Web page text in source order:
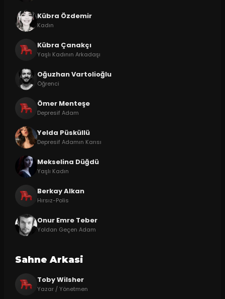
Kübra Özdemir
Kadın
Kübra Çanakçı
Yaşlı Kadının Arkadaşı
Oğuzhan Vartolioğlu
Öğrenci
Ömer Menteşe
Depresif Adam
Yelda Püsküllü
Depresif Adamın Karısı
Mekselina Düğdü
Yaşlı Kadın
Berkay Alkan
Hırsız-Polis
Onur Emre Teber
Yoldan Geçen Adam
Sahne Arkasi
Toby Wilsher
Yazar / Yönetmen